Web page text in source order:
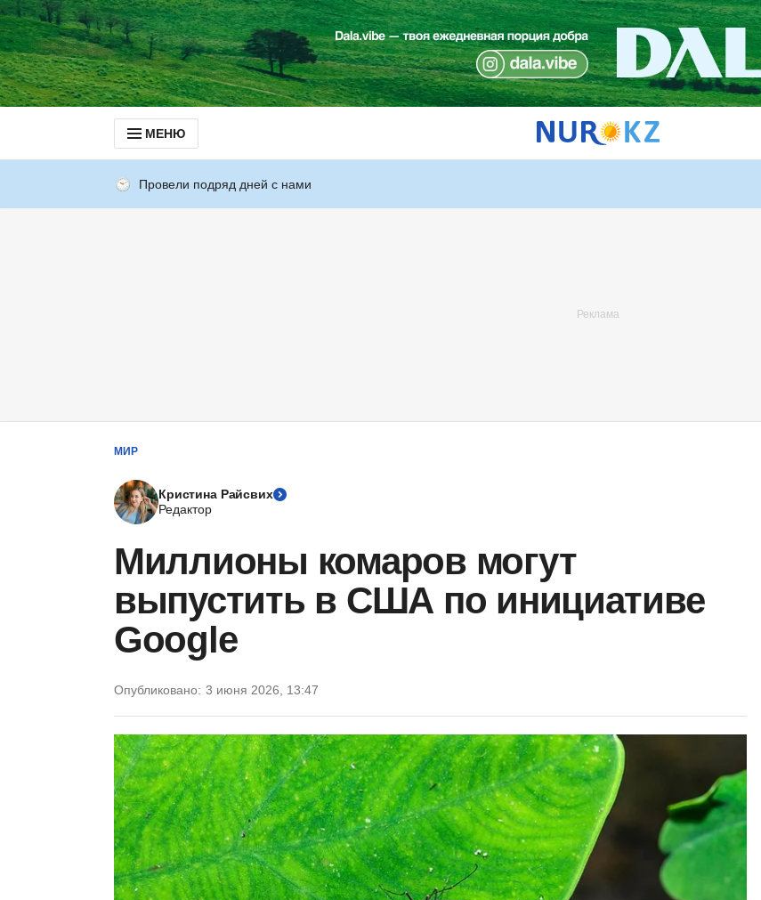
МЕНЮ
Провели подряд дней с нами
МИР
Кристина Райсвих
Редактор
Миллионы комаров могут
выпустить в США по инициативе
Google
Опубликовано: 3 июня 2026, 13:47